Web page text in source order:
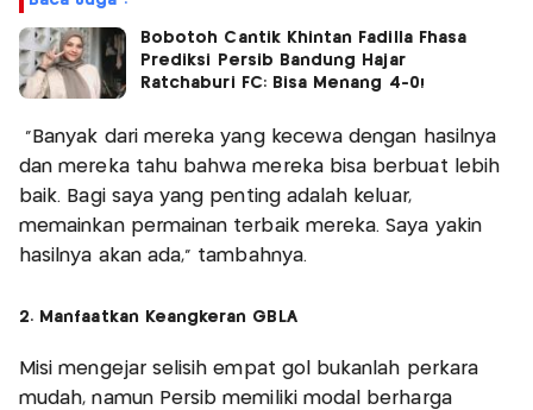
Bobotoh Cantik Khintan Fadilla Fhasa
Prediksi Persib Bandung Hajar
Ratchaburi FC: Bisa Menang 4-0!
"Banyak dari mereka yang kecewa dengan hasilnya
dan mereka tahu bahwa mereka bisa berbuat lebih
baik. Bagi saya yang penting adalah keluar,
memainkan permainan terbaik mereka. Saya yakin
hasilnya akan ada," tambahnya.
2. Manfaatkan Keangkeran GBLA
Misi mengejar selisih empat gol bukanlah perkara
mudah, namun Persib memiliki modal berharga